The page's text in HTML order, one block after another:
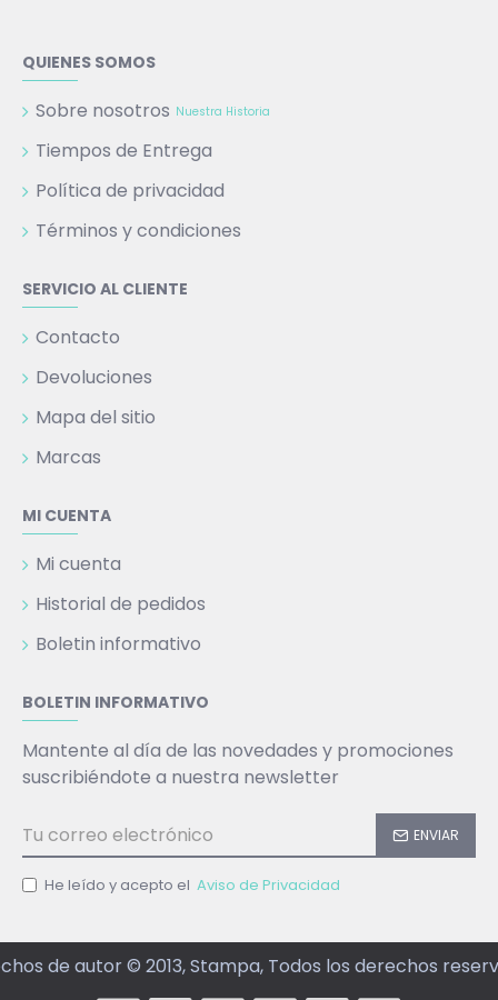
QUIENES SOMOS
Sobre nosotros Nuestra Historia
Tiempos de Entrega
Política de privacidad
Términos y condiciones
SERVICIO AL CLIENTE
Contacto
Devoluciones
Mapa del sitio
Marcas
MI CUENTA
Mi cuenta
Historial de pedidos
Boletin informativo
BOLETIN INFORMATIVO
Mantente al día de las novedades y promociones
suscribiéndote a nuestra newsletter
ENVIAR
He leído y acepto el Aviso de Privacidad
de autor © 2013, Stampa, Todos los derechos